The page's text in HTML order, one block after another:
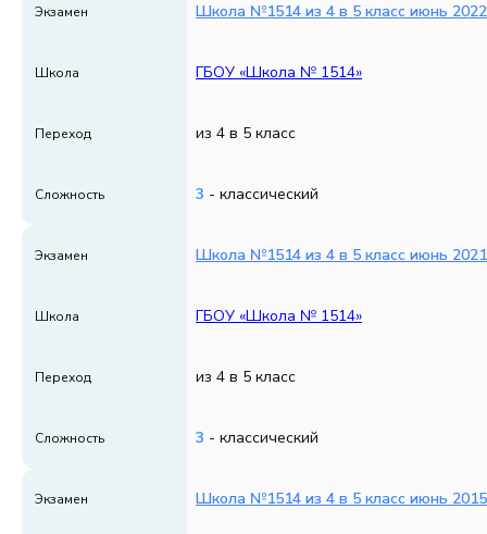
Экзамен Школа №1514 из 4 в 5 класс июнь
Школа ГБОУ «Школа № 1514»
Переход из 4 в 5 класс
Сложность 3 - классический
Экзамен Школа №1514 из 4 в 5 класс июнь
Школа ГБОУ «Школа № 1514»
Переход из 4 в 5 класс
Сложность 3 - классический
Экзамен Школа №1514 из 4 в 5 класс июнь